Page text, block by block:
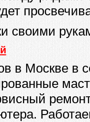
своими
в Москве в